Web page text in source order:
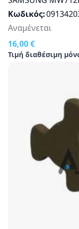
DE9402266D
Κωδικός
16,00 €
Τιμή διαθέσιμη
Αναμένεται